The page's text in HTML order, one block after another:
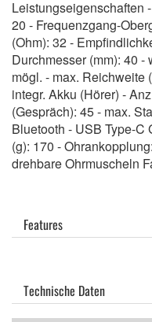
Leistungseigenschaften
20 - Frequenzgang-
(Ohm): 32 -
Durchmesser (mm): 40
mögl. - max. Reichweite
integr. Akku (Hörer) -
(Gespräch): 45 - max.
Bluetooth - USB Type-C
(g): 170 -
drehbare Ohrmuscheln
Features
Technische Daten